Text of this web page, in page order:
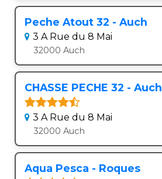
Peche Atout 32 - Auch
3 A Rue du 8 Mai
32000 Auch
CHASSE PECHE 32 - Auch
3 A Rue du 8 Mai
32000 Auch
Aqua Pesca - Roques